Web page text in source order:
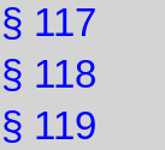
§ 117
§ 118
§ 119